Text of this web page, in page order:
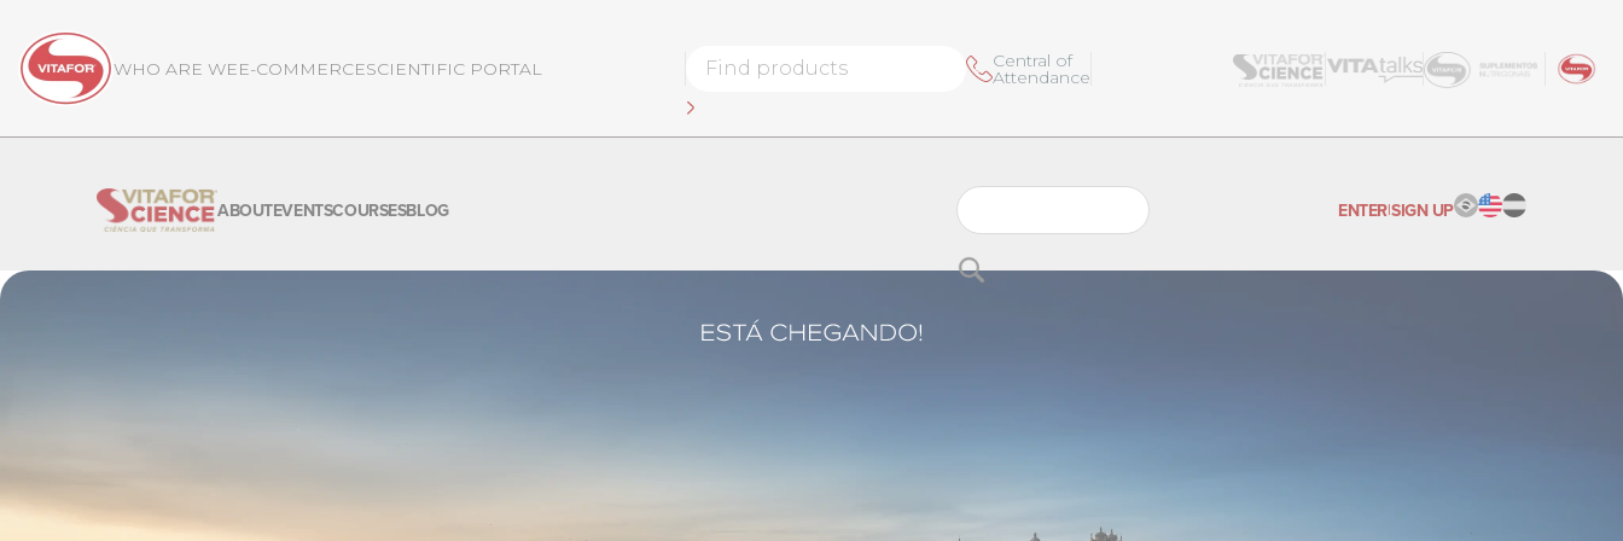
WHO ARE WEE-COMMERCESCIENTIFIC PORTAL Central of
Attendance
ABOUTEVENTSCOURSESBLOG Buscar ENTER|SIGN UP